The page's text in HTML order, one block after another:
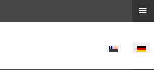
SPRACHE
≡